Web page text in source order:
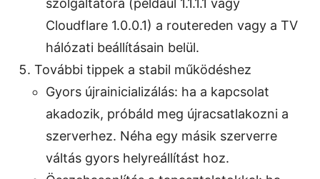
szolgáltatóra (például 1.1.1.1 vagy
Cloudflare 1.0.0.1) a routereden vagy a TV
hálózati beállításain belül.
További tippek a stabil működéshez
Gyors újrainicializálás: ha a kapcsolat
akadozik, próbáld meg újracsatlakozni a
szerverhez. Néha egy másik szerverre
váltás gyors helyreállítást hoz.